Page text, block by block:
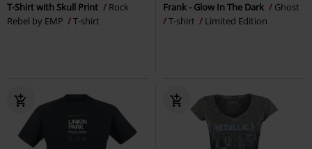
T-Shirt with Skull Print
Rock
Rebel by EMP
T-shirt
Frank - Glow In The Dark
Ghost
T-shirt
Limited Edition